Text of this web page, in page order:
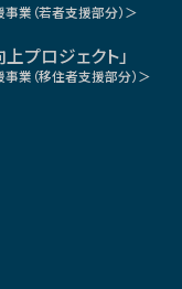
業（若者支援部分）＞
プロジェクト」
業（移住者支援部分）＞